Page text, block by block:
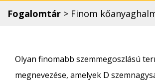
Fogalomtár > Finom
Olyan finomabb szemmegoszlású
megnevezése, amelyek D